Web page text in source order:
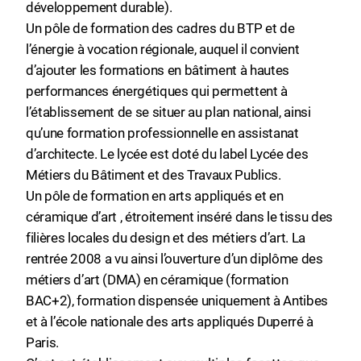
développement durable).
Un pôle de formation des cadres du BTP et de
l’énergie à vocation régionale, auquel il convient
d’ajouter les formations en bâtiment à hautes
performances énergétiques qui permettent à
l’établissement de se situer au plan national, ainsi
qu’une formation professionnelle en assistanat
d’architecte. Le lycée est doté du label Lycée des
Métiers du Bâtiment et des Travaux Publics.
Un pôle de formation en arts appliqués et en
céramique d’art , étroitement inséré dans le tissu des
filières locales du design et des métiers d’art. La
rentrée 2008 a vu ainsi l’ouverture d’un diplôme des
métiers d’art (DMA) en céramique (formation
BAC+2), formation dispensée uniquement à Antibes
et à l’école nationale des arts appliqués Duperré à
Paris.